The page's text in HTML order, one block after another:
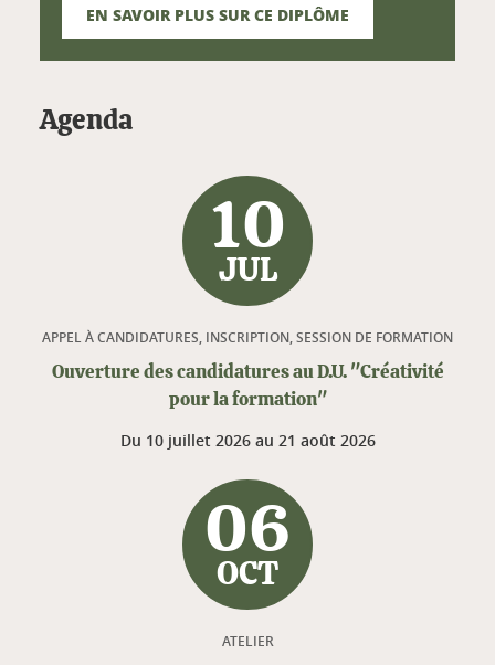
EN SAVOIR PLUS SUR CE DIPLÔME
Agenda
10
JUL
APPEL À CANDIDATURES, INSCRIPTION, SESSION DE FORMATION
Ouverture des candidatures au D.U. "Créativité
pour la formation"
Du 10 juillet 2026 au 21 août 2026
06
OCT
ATELIER